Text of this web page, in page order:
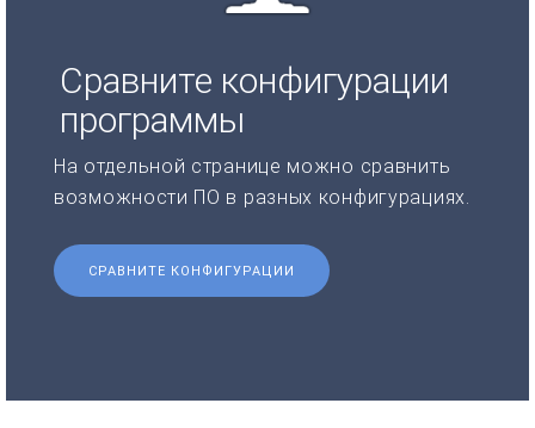
Сравните конфигурации
программы
На отдельной странице можно сравнить
возможности ПО в разных конфигурациях.
СРАВНИТЕ КОНФИГУРАЦИИ